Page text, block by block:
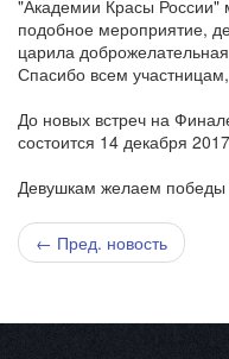
"Академии Красы России"
подобное мероприятие,
царила
Спасибо всем
До новых встреч на
состоится 14 декабря
Девушкам желаем победы
← Пред. новость